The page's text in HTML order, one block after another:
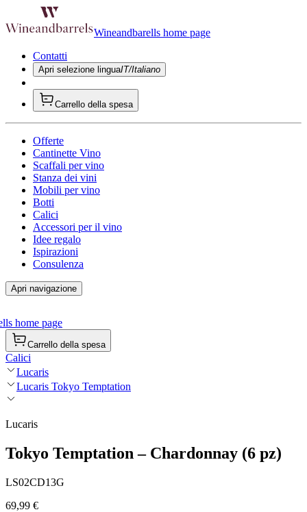
Wineandbarells home page
Contatti
Apri selezione linguaIT/Italiano
Carrello della spesa
Offerte
Cantinette Vino
Scaffali per vino
Stanza dei vini
Mobili per vino
Botti
Calici
Accessori per il vino
Idee regalo
Ispirazioni
Consulenza
Apri navigazione
home page
Carrello della spesa
Calici
Lucaris
Lucaris Tokyo Temptation
Lucaris
Tokyo Temptation – Chardonnay (6 pz)
LS02CD13G
69,99 €